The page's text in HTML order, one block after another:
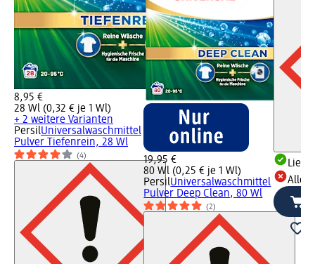
8,95 €
28 Wl (0,32 € je 1 Wl)
+ 2 weitere Varianten
PersilUniversalwaschmittel
Pulver Tiefenrein, 28 Wl
(4)
19,95 €
80 Wl (0,25 € je 1 Wl)
PersilUniversalwaschmittel
Pulver Deep Clean, 80 Wl
(2)
Alle